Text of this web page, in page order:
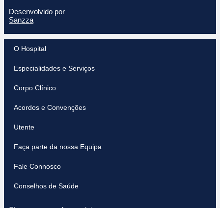
Desenvolvido por
Sanzza
O Hospital
Especialidades e Serviços
Corpo Clínico
Acordos e Convenções
Utente
Faça parte da nossa Equipa
Fale Connosco
Conselhos de Saúde